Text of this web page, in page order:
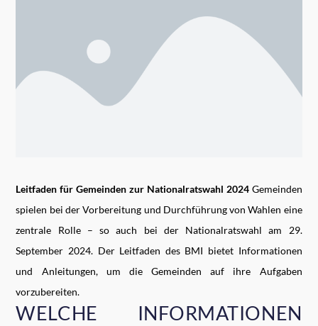
Leitfaden für Gemeinden zur Nationalratswahl 2024Gemeinden
spielen bei der Vorbereitung und Durchführung von Wahlen eine
zentrale Rolle – so auch bei der Nationalratswahl am 29.
September 2024. Der Leitfaden des BMI bietet Informationen
und Anleitungen, um die Gemeinden auf ihre Aufgaben
vorzubereiten.
WELCHE INFORMATIONEN